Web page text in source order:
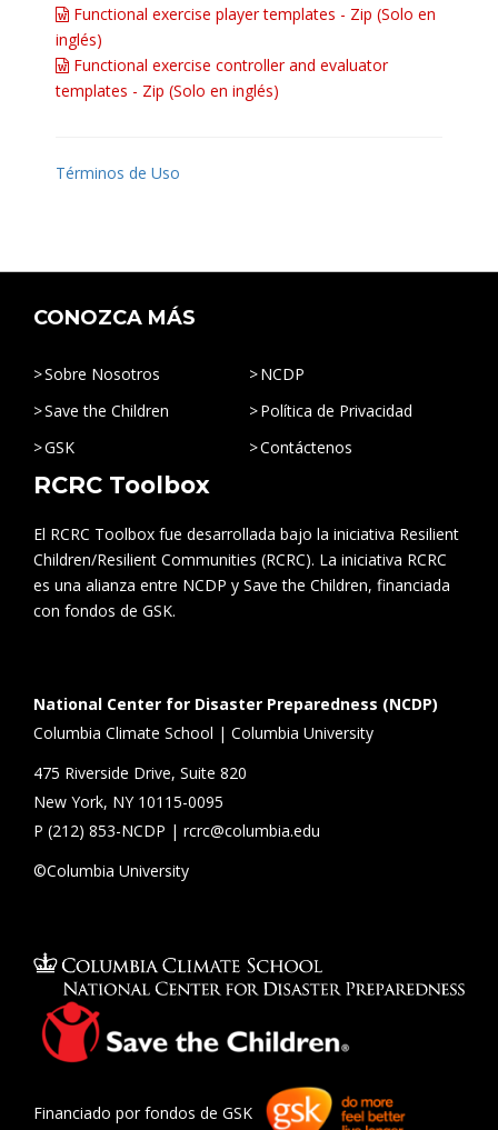
Functional exercise player templates - Zip (Solo en
inglés)
Functional exercise controller and evaluator
templates - Zip (Solo en inglés)
Términos de Uso
CONOZCA MÁS
Sobre Nosotros
NCDP
Save the Children
Política de Privacidad
GSK
Contáctenos
RCRC Toolbox
El RCRC Toolbox fue desarrollada bajo la iniciativa Resilient
Children/Resilient Communities (RCRC). La iniciativa RCRC
es una alianza entre NCDP y Save the Children, financiada
con fondos de GSK.
National Center for Disaster Preparedness (NCDP)
Columbia Climate School | Columbia University
475 Riverside Drive, Suite 820
New York, NY 10115-0095
P (212) 853-NCDP | rcrc@columbia.edu
©Columbia University
Financiado por fondos de GSK